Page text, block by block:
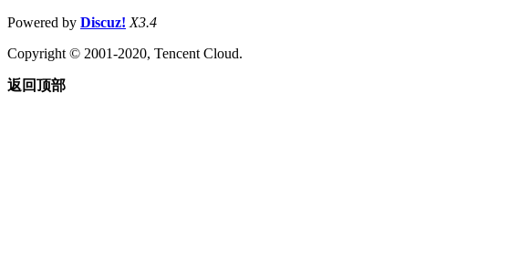
Powered by Discuz! X3.4
Copyright © 2001-2020, Tencent Cloud.
返回顶部